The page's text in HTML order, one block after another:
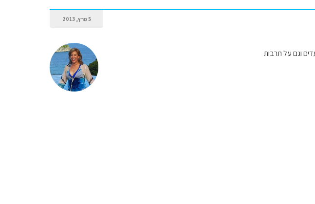
5 מרץ, 2013
וגם על תרבות